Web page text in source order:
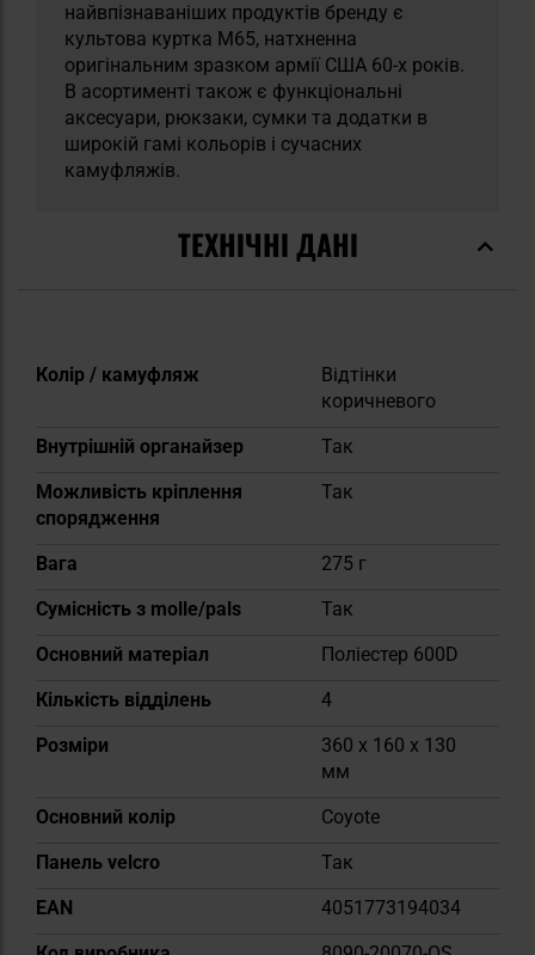
найвпізнаваніших продуктів бренду є
культова куртка M65, натхненна
оригінальним зразком армії США 60-х років.
В асортименті також є функціональні
аксесуари, рюкзаки, сумки та додатки в
широкій гамі кольорів і сучасних
камуфляжів.
ТЕХНІЧНІ ДАНІ
Докладніше
Колір / камуфляж
Відтінки
коричневого
Внутрішній органайзер
Так
Можливість кріплення
спорядження
Так
Вага
275 г
Сумісність з molle/pals
Так
Основний матеріал
Поліестер 600D
Кількість відділень
4
Розміри
360 x 160 x 130
мм
Основний колір
Coyote
Панель velcro
Так
EAN
4051773194034